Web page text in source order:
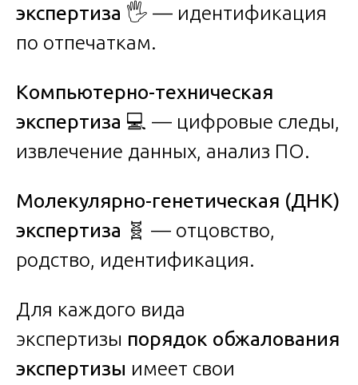
экспертиза 🖐️ — идентификация
по отпечаткам.
Компьютерно-техническая
экспертиза 💻 — цифровые следы,
извлечение данных, анализ ПО.
Молекулярно-генетическая (ДНК)
экспертиза 🧬 — отцовство,
родство, идентификация.
Для каждого вида
экспертизы порядок обжалования
экспертизы имеет свои